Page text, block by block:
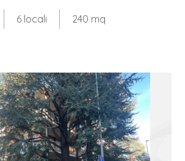
6 locali 240 mq